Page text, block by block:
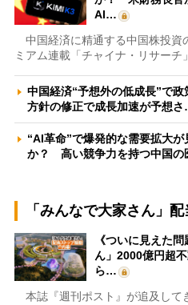
AI…
中国経済に精通する中国株投資
ミアム連載「チャイナ・リサー
中国経済“予想外の低成長”で
方針の修正で成長加速が予想
“AI革命”で爆発的な需要拡大
か？ 高い競争力を持つ中国
「みんなで大家さん」
《ついに見えた
ん」2000億円超
ら…
本誌『週刊ポスト』が追及して